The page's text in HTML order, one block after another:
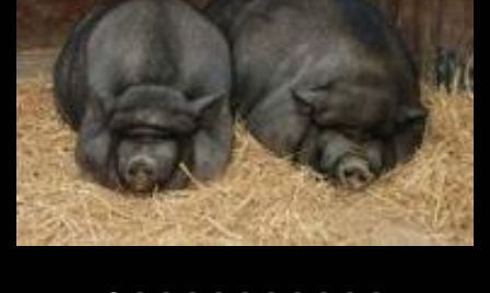
ПОРОДЫ СВИНЕЙ
Вьетнамские свиньи